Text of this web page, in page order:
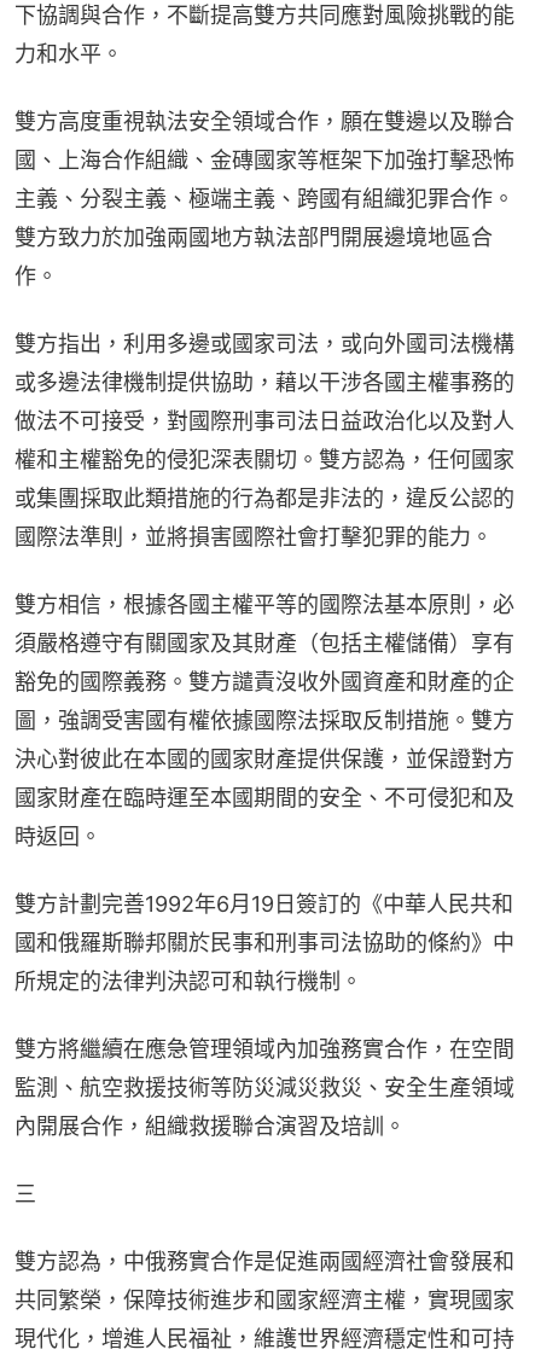
下協調與合作，不斷提高雙方共同應對風險挑戰的能
力和水平。
雙方高度重視執法安全領域合作，願在雙邊以及聯合
國、上海合作組織、金磚國家等框架下加強打擊恐怖
主義、分裂主義、極端主義、跨國有組織犯罪合作。
雙方致力於加強兩國地方執法部門開展邊境地區合
作。
雙方指出，利用多邊或國家司法，或向外國司法機構
或多邊法律機制提供協助，藉以干涉各國主權事務的
做法不可接受，對國際刑事司法日益政治化以及對人
權和主權豁免的侵犯深表關切。雙方認為，任何國家
或集團採取此類措施的行為都是非法的，違反公認的
國際法準則，並將損害國際社會打擊犯罪的能力。
雙方相信，根據各國主權平等的國際法基本原則，必
須嚴格遵守有關國家及其財產（包括主權儲備）享有
豁免的國際義務。雙方譴責沒收外國資產和財產的企
圖，強調受害國有權依據國際法採取反制措施。雙方
決心對彼此在本國的國家財產提供保護，並保證對方
國家財產在臨時運至本國期間的安全、不可侵犯和及
時返回。
雙方計劃完善1992年6月19日簽訂的《中華人民共和
國和俄羅斯聯邦關於民事和刑事司法協助的條約》中
所規定的法律判決認可和執行機制。
雙方將繼續在應急管理領域內加強務實合作，在空間
監測、航空救援技術等防災減災救災、安全生產領域
內開展合作，組織救援聯合演習及培訓。
三
雙方認為，中俄務實合作是促進兩國經濟社會發展和
共同繁榮，保障技術進步和國家經濟主權，實現國家
現代化，增進人民福祉，維護世界經濟穩定性和可持